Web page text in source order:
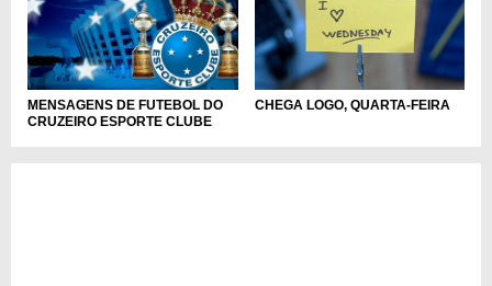
MENSAGENS DE FUTEBOL DO
CRUZEIRO ESPORTE CLUBE
CHEGA LOGO, QUARTA-FEIRA